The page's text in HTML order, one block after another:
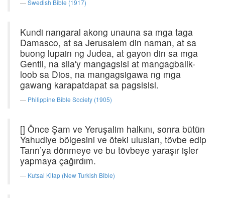
Swedish Bible (1917)
Kundi nangaral akong unauna sa mga taga
Damasco, at sa Jerusalem din naman, at sa
buong lupain ng Judea, at gayon din sa mga
Gentil, na sila'y mangagsisi at mangagbalik-
loob sa Dios, na mangagsigawa ng mga
gawang karapatdapat sa pagsisisi.
Philippine Bible Society (1905)
[] Önce Şam ve Yeruşalim halkını, sonra bütün
Yahudiye bölgesini ve öteki ulusları, tövbe edip
Tanrı’ya dönmeye ve bu tövbeye yaraşır işler
yapmaya çağırdım.
Kutsal Kitap (New Turkish Bible)